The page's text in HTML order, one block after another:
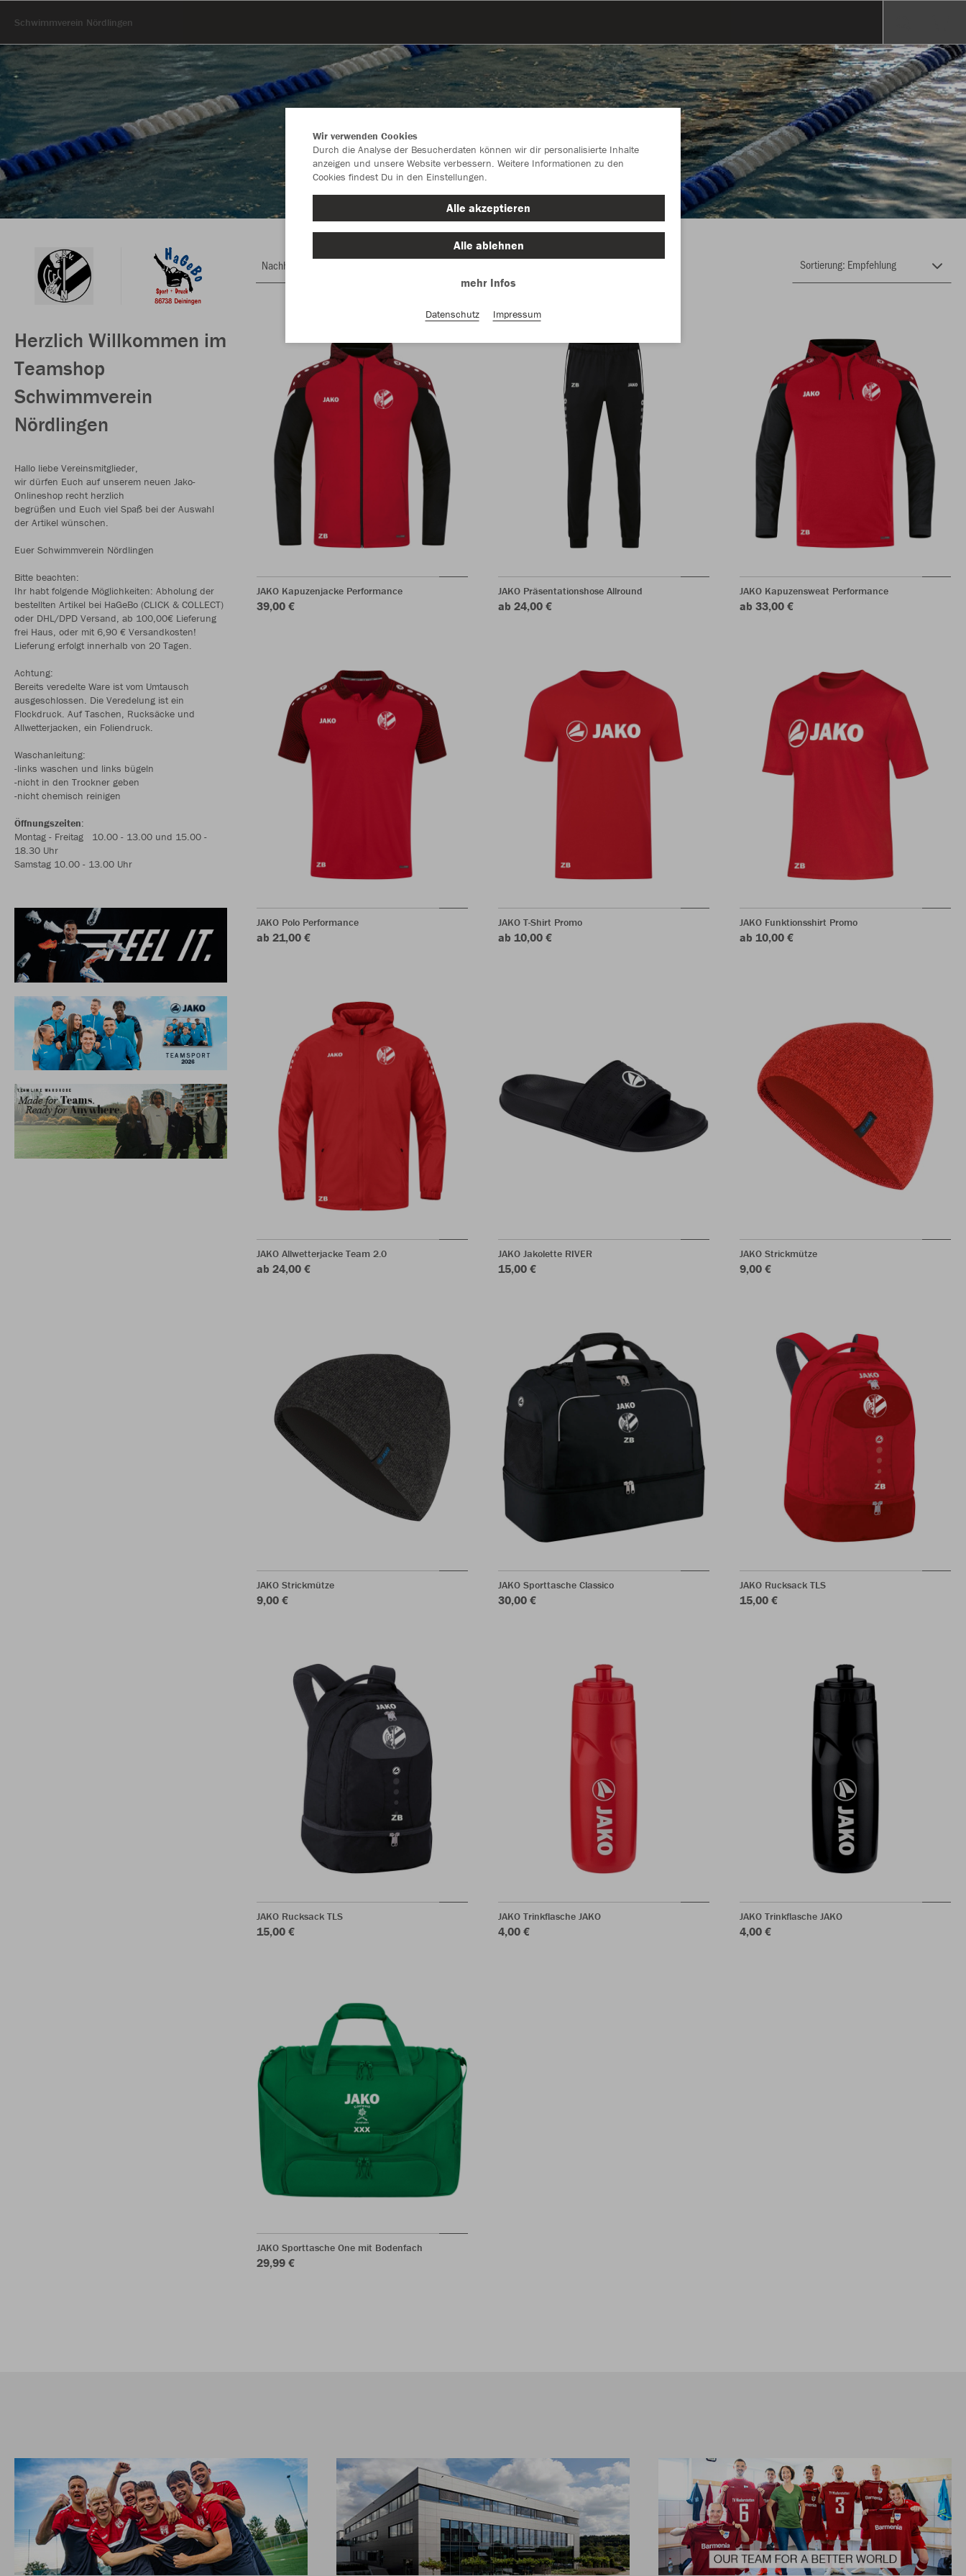
Schwimmverein Nördlingen
Herzlich Willkommen im
Teamshop
Schwimmverein
Nördlingen
Hallo liebe Vereinsmitglieder,
wir dürfen Euch auf unserem neuen Jako-
Onlineshop recht herzlich
begrüßen und Euch viel Spaß bei der Auswahl
der Artikel wünschen.
Euer Schwimmverein Nördlingen
Bitte beachten:
Ihr habt folgende Möglichkeiten: Abholung der
bestellten Artikel bei HaGeBo (CLICK & COLLECT)
oder DHL/DPD Versand, ab 100,00€ Lieferung
frei Haus, oder mit 6,90 € Versandkosten!
Lieferung erfolgt innerhalb von 20 Tagen.
Achtung:
Bereits veredelte Ware ist vom Umtausch
ausgeschlossen. Die Veredelung ist ein
Flockdruck. Auf Taschen, Rucksäcke und
Allwetterjacken, ein Foliendruck.
Waschanleitung:
-links waschen und links bügeln
-nicht in den Trockner geben
-nicht chemisch reinigen
Öffnungszeiten:
Montag - Freitag 10.00 - 13.00 und 15.00 -
18.30 Uhr
Samstag 10.00 - 13.00 Uhr
Nachhaltig
JAKO Kapuzenjacke Performance
39,00 €
JAKO Präsentationshose Allround
ab 24,00 €
JAKO Kapuzensweat Performance
ab 33,00 €
JAKO Polo Performance
ab 21,00 €
JAKO T-Shirt Promo
ab 10,00 €
JAKO Funktionsshirt Promo
ab 10,00 €
JAKO Allwetterjacke Team 2.0
ab 24,00 €
JAKO Jakolette RIVER
15,00 €
JAKO Strickmütze
9,00 €
JAKO Strickmütze
9,00 €
JAKO Sporttasche Classico
30,00 €
JAKO Rucksack TLS
15,00 €
JAKO Rucksack TLS
15,00 €
JAKO Trinkflasche JAKO
4,00 €
JAKO Trinkflasche JAKO
4,00 €
JAKO Sporttasche One mit Bodenfach
29,99 €
Wir verwenden Cookies
Durch die Analyse der Besucherdaten können wir dir personalisierte Inhalte
anzeigen und unsere Website verbessern. Weitere Informationen zu den
Cookies findest Du in den Einstellungen.
Alle akzeptieren
Alle ablehnen
mehr Infos
Datenschutz Impressum